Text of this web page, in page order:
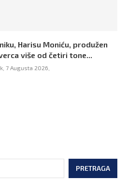
Harisu Moniću, produžen
više od četiri tone...
7 Augusta 2026,
PRETRAGA